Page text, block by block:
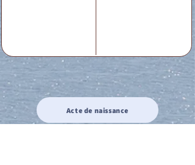
Acte de naissance